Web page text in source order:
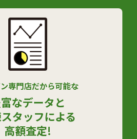
専門店だから可能な
なデータと
タッフによる
高額査定!